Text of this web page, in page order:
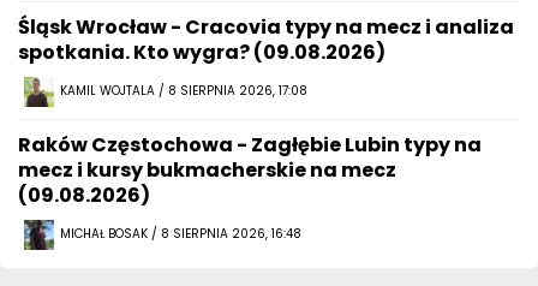
Śląsk Wrocław - Cracovia typy na mecz i analiza
spotkania. Kto wygra? (09.08.2026)
KAMIL WOJTALA / 8 SIERPNIA 2026, 17:08
Raków Częstochowa - Zagłębie Lubin typy na
mecz i kursy bukmacherskie na mecz
(09.08.2026)
MICHAŁ BOSAK / 8 SIERPNIA 2026, 16:48